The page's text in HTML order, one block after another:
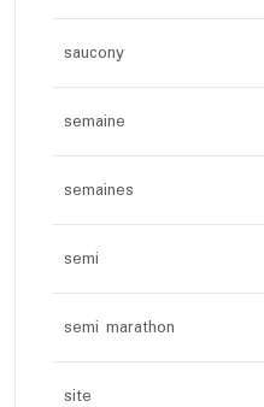
saucony
semaine
semaines
semi
semi marathon
site